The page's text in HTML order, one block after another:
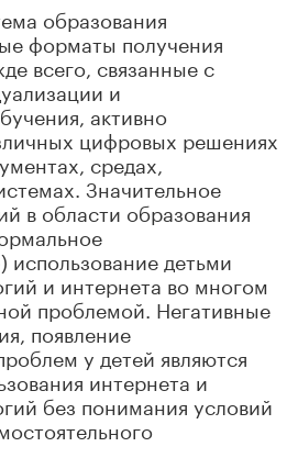
образования
форматы получения
всего, связанные с
и
активно
цифровых решениях
средах,
Значительное
в области образования
использование детьми
и интернета во многом
проблемой. Негативные
появление
у детей являются
интернета и
без понимания условий